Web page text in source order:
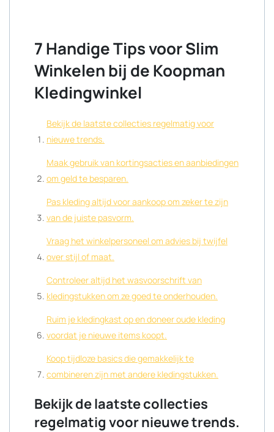
7 Handige Tips voor Slim
Winkelen bij de Koopman
Kledingwinkel
Bekijk de laatste collecties regelmatig voor
nieuwe trends.
Maak gebruik van kortingsacties en aanbiedingen
om geld te besparen.
Pas kleding altijd voor aankoop om zeker te zijn
van de juiste pasvorm.
Vraag het winkelpersoneel om advies bij twijfel
over stijl of maat.
Controleer altijd het wasvoorschrift van
kledingstukken om ze goed te onderhouden.
Ruim je kledingkast op en doneer oude kleding
voordat je nieuwe items koopt.
Koop tijdloze basics die gemakkelijk te
combineren zijn met andere kledingstukken.
Bekijk de laatste collecties
regelmatig voor nieuwe trends.